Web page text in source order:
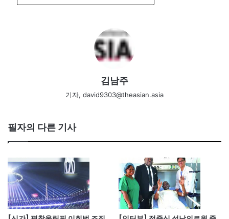
김남주
기자, david9303@theasian.asia
필자의 다른 기사